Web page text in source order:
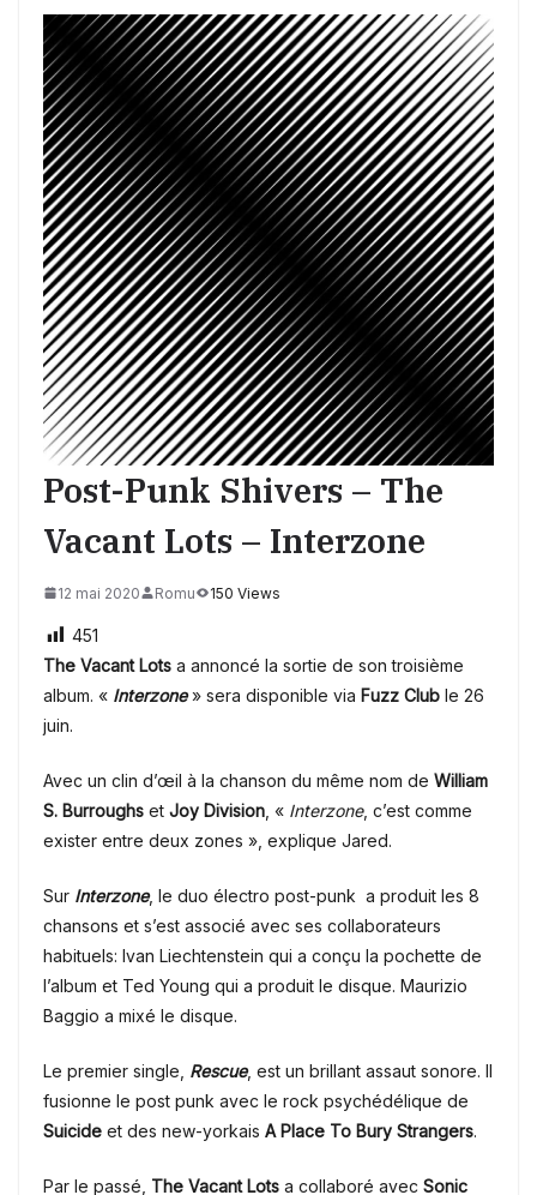
Post-Punk Shivers – The
Vacant Lots – Interzone
12 mai 2020 Romu 150 Views
451
The Vacant Lots a annoncé la sortie de son troisième
album. « Interzone» sera disponible via Fuzz Club le 26
juin.
Avec un clin d’œil à la chanson du même nom de William
S. Burroughs et Joy Division , « Interzone, c’est comme
exister entre deux zones », explique Jared.
Sur Interzone, le duo électro post-punk a produit les 8
chansons et s’est associé avec ses collaborateurs
habituels: Ivan Liechtenstein qui a conçu la pochette de
l’album et Ted Young qui a produit le disque. Maurizio
Baggio a mixé le disque.
Le premier single, Rescue, est un brillant assaut sonore. Il
fusionne le post punk avec le rock psychédélique de
Suicide et des new-yorkais A Place To Bury Strangers.
Par le passé, The Vacant Lots a collaboré avec Sonic